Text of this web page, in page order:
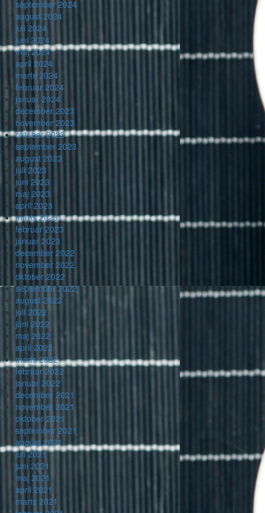
september 2024
august 2024
juli 2024
juni 2024
maj 2024
april 2024
marts 2024
februar 2024
januar 2024
december 2023
november 2023
oktober 2023
september 2023
august 2023
juli 2023
juni 2023
maj 2023
april 2023
marts 2023
februar 2023
januar 2023
december 2022
november 2022
oktober 2022
september 2022
august 2022
juli 2022
juni 2022
maj 2022
april 2022
marts 2022
februar 2022
januar 2022
december 2021
november 2021
oktober 2021
september 2021
august 2021
juli 2021
juni 2021
maj 2021
april 2021
marts 2021